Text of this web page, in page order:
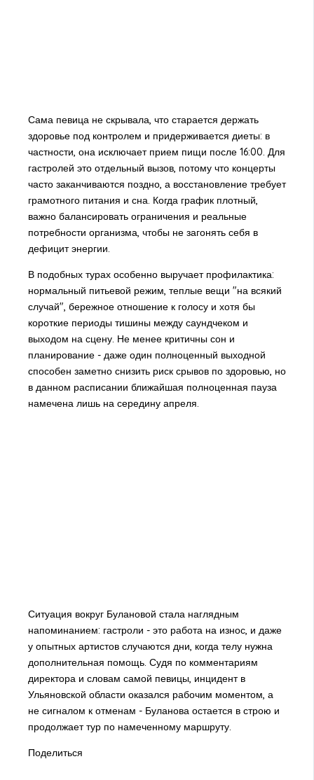
Сама певица не скрывала, что старается держать
здоровье под контролем и придерживается диеты: в
частности, она исключает прием пищи после 16:00. Для
гастролей это отдельный вызов, потому что концерты
часто заканчиваются поздно, а восстановление требует
грамотного питания и сна. Когда график плотный,
важно балансировать ограничения и реальные
потребности организма, чтобы не загонять себя в
дефицит энергии.
В подобных турах особенно выручает профилактика:
нормальный питьевой режим, теплые вещи "на всякий
случай", бережное отношение к голосу и хотя бы
короткие периоды тишины между саундчеком и
выходом на сцену. Не менее критичны сон и
планирование - даже один полноценный выходной
способен заметно снизить риск срывов по здоровью, но
в данном расписании ближайшая полноценная пауза
намечена лишь на середину апреля.
Ситуация вокруг Булановой стала наглядным
напоминанием: гастроли - это работа на износ, и даже
у опытных артистов случаются дни, когда телу нужна
дополнительная помощь. Судя по комментариям
директора и словам самой певицы, инцидент в
Ульяновской области оказался рабочим моментом, а
не сигналом к отменам - Буланова остается в строю и
продолжает тур по намеченному маршруту.
Поделиться